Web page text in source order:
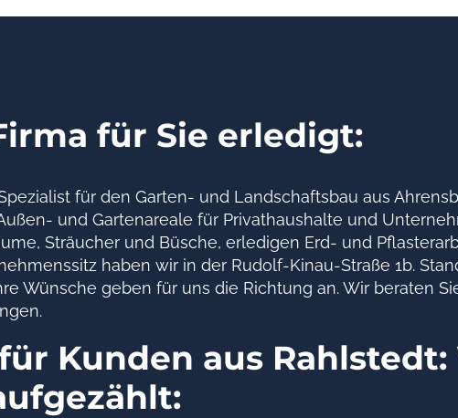
für Sie erledigt:
für den Garten- und Landschaftsbau aus
und Gartenareale für Privathaushalte und
Sträucher und Büsche, erledigen Erd- und
haben wir in der Rudolf-Kinau-Straße 1b.
Wünsche geben für uns die Richtung an. Wir beraten
Kunden aus Rahlstedt: